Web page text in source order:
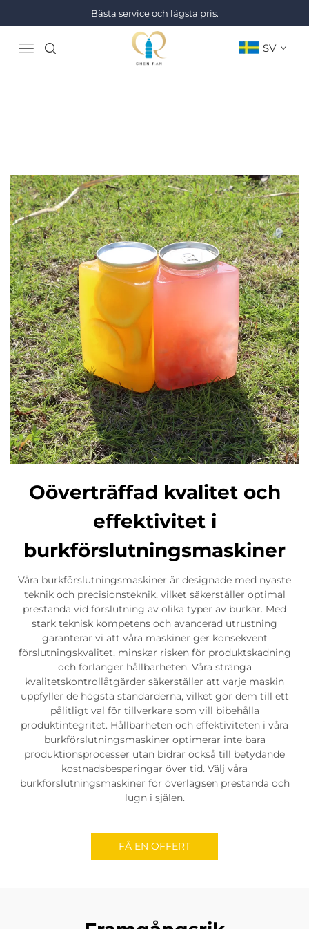
Bästa service och lägsta pris.
SV
Oöverträffad kvalitet och
effektivitet i
burkförslutningsmaskiner
Våra burkförslutningsmaskiner är designade med nyaste
teknik och precisionsteknik, vilket säkerställer optimal
prestanda vid förslutning av olika typer av burkar. Med
stark teknisk kompetens och avancerad utrustning
garanterar vi att våra maskiner ger konsekvent
förslutningskvalitet, minskar risken för produktskadning
och förlänger hållbarheten. Våra stränga
kvalitetskontrollåtgärder säkerställer att varje maskin
uppfyller de högsta standarderna, vilket gör dem till ett
pålitligt val för tillverkare som vill bibehålla
produktintegritet. Hållbarheten och effektiviteten i våra
burkförslutningsmaskiner optimerar inte bara
produktionsprocesser utan bidrar också till betydande
kostnadsbesparingar över tid. Välj våra
burkförslutningsmaskiner för överlägsen prestanda och
lugn i själen.
FÅ EN OFFERT